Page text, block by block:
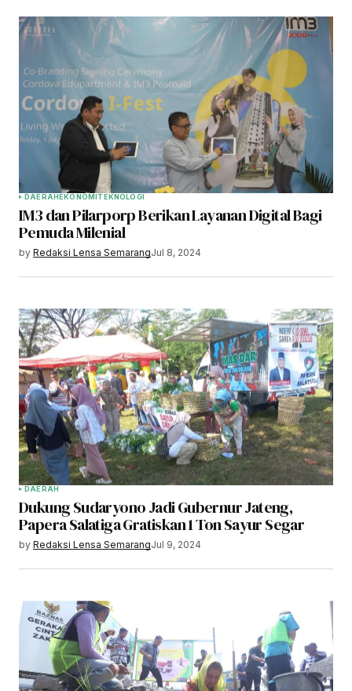
DAERAHEKONOMITEKNOLOGI
IM3 dan Pilarporp Berikan Layanan Digital Bagi
Pemuda Milenial
by Redaksi Lensa SemarangJul 8, 2024
DAERAH
Dukung Sudaryono Jadi Gubernur Jateng,
Papera Salatiga Gratiskan 1 Ton Sayur Segar
by Redaksi Lensa SemarangJul 9, 2024